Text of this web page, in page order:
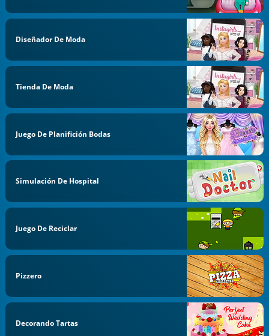
Diseñador De Moda
Tienda De Moda
Juego De Planifición Bodas
Simulación De Hospital
Juego De Reciclar
Pizzero
Decorando Tartas